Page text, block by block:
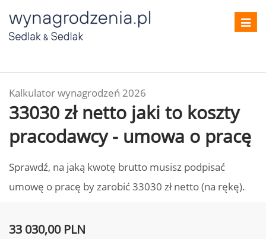
Kalkulator wynagrodzeń 2026
33030 zł netto jaki to koszty
pracodawcy - umowa o pracę
Sprawdź, na jaką kwotę brutto musisz podpisać
umowę o pracę by zarobić 33030 zł netto (na rękę).
33 030,00 PLN